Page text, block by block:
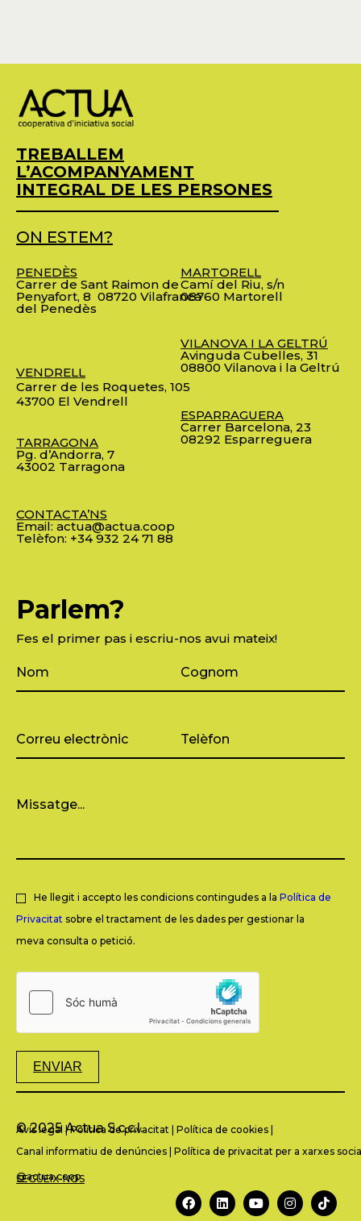
TREBALLEM
L’ACOMPANYAMENT
INTEGRAL DE LES PERSONES
ON ESTEM?
PENEDÈS
Carrer de Sant Raimon de
Penyafort, 8 08720 Vilafranca
del Penedès
VENDRELL
Carrer de les Roquetes, 105
43700 El Vendrell
TARRAGONA
Pg. d’Andorra, 7
43002 Tarragona
CONTACTA’NS
Email: actua@actua.coop
Telèfon: +34 932 24 71 88
MARTORELL
Camí del Riu, s/n
08760 Martorell
VILANOVA I LA GELTRÚ
Avinguda Cubelles, 31
08800 Vilanova i la Geltrú
ESPARRAGUERA
Carrer Barcelona, 23
08292 Esparreguera
Parlem?
Fes el primer pas i escriu-nos avui mateix!
He llegit i accepto les condicions contingudes a la Política de
Privacitat sobre el tractament de les dades per gestionar la
meva consulta o petició.
ENVIAR
© 2025 Actua S.c.c.l.
Avís legal |Política de privacitat Política de cookies
Canal informatiu de denúncies Política de privacitat per a xarxes
SEGUEIX-NOS
@actua.coop